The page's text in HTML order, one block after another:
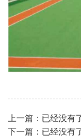
上一篇：已经没有
下一篇：已经没有